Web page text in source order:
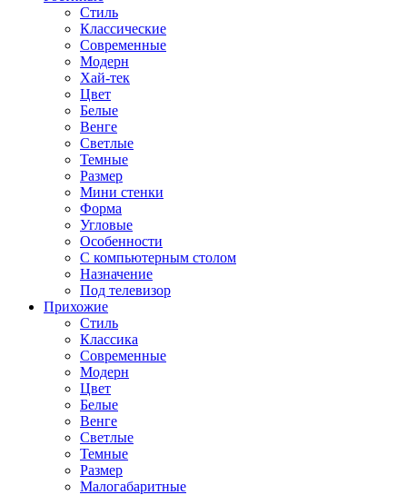
Стиль
Классические
Современные
Модерн
Хай-тек
Цвет
Белые
Венге
Светлые
Темные
Размер
Мини стенки
Форма
Угловые
Особенности
С компьютерным столом
Назначение
Под телевизор
Прихожие
Стиль
Классика
Современные
Модерн
Цвет
Белые
Венге
Светлые
Темные
Размер
Малогабаритные